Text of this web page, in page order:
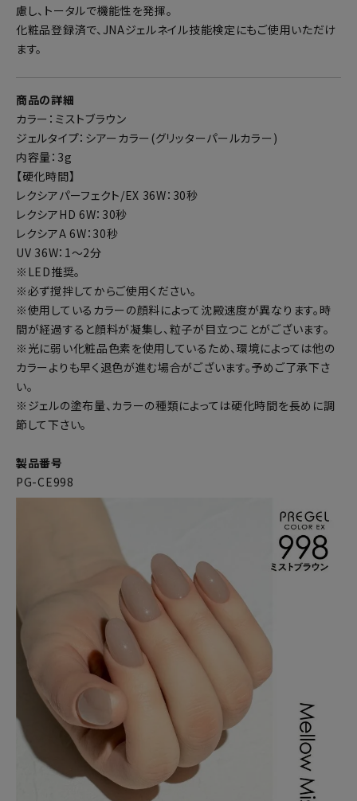
慮し、トータルで機能性を発揮。
化粧品登録済で、JNAジェルネイル技能検定にもご使用いただけ
ます。
商品の詳細
カラー：ミストブラウン
ジェルタイプ：シアーカラー(グリッターパールカラー)
内容量：3g
【硬化時間】
レクシアパーフェクト/EX 36W：30秒
レクシアHD 6W：30秒
レクシアA 6W：30秒
UV 36W：1～2分
※LED推奨。
※必ず撹拌してからご使用ください。
※使用しているカラーの顔料によって沈殿速度が異なります。時
間が経過すると顔料が凝集し、粒子が目立つことがございます。
※光に弱い化粧品色素を使用しているため、環境によっては他の
カラーよりも早く退色が進む場合がございます。予めご了承下さ
い。
※ジェルの塗布量、カラーの種類によっては硬化時間を長めに調
節して下さい。
製品番号
PG-CE998